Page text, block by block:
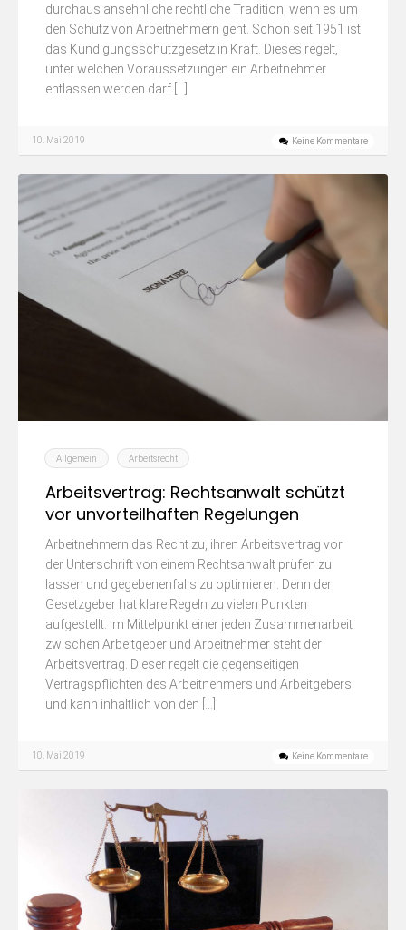
durchaus ansehnliche rechtliche Tradition, wenn es um
den Schutz von Arbeitnehmern geht. Schon seit 1951 ist
das Kündigungsschutzgesetz in Kraft. Dieses regelt,
unter welchen Voraussetzungen ein Arbeitnehmer
entlassen werden darf […]
10. Mai 2019 Keine Kommentare
Allgemein Arbeitsrecht
Arbeitsvertrag: Rechtsanwalt schützt
vor unvorteilhaften Regelungen
Arbeitnehmern das Recht zu, ihren Arbeitsvertrag vor
der Unterschrift von einem Rechtsanwalt prüfen zu
lassen und gegebenenfalls zu optimieren. Denn der
Gesetzgeber hat klare Regeln zu vielen Punkten
aufgestellt. Im Mittelpunkt einer jeden Zusammenarbeit
zwischen Arbeitgeber und Arbeitnehmer steht der
Arbeitsvertrag. Dieser regelt die gegenseitigen
Vertragspflichten des Arbeitnehmers und Arbeitgebers
und kann inhaltlich von den […]
10. Mai 2019 Keine Kommentare